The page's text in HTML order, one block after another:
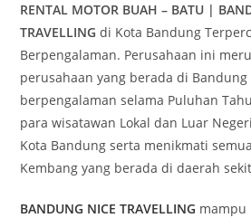
RENTAL MOTOR BUAH – BATU |
TRAVELLING di Kota Bandung
Berpengalaman. Perusahaan ini
perusahaan yang berada di Bandung
berpengalaman selama Puluhan
para wisatawan Lokal dan Luar
Kota Bandung serta menikmati
Kembang yang berada di daerah
BANDUNG NICE TRAVELLING mampu